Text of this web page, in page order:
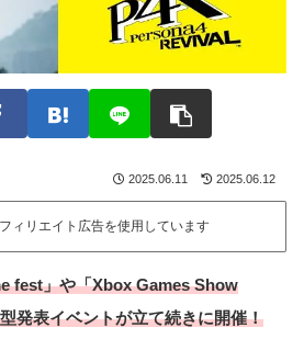
2025.06.11 2025.06.12
ィリエイト広告を使用しています
fest」や「Xbox Games Show
発表イベントが立て続きに開催！